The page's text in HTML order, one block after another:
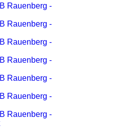
Rauenberg -
Rauenberg -
Rauenberg -
Rauenberg -
Rauenberg -
Rauenberg -
Rauenberg -